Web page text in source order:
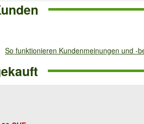
So funktionieren Kundenmeinungen und -